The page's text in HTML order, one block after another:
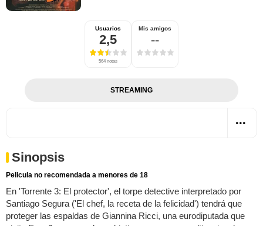
Usuarios
2,5
564 notas
Mis amigos
--
STREAMING
Sinopsis
Pelicula no recomendada a menores de 18
En 'Torrente 3: El protector', el torpe detective interpretado por
Santiago Segura ('El chef, la receta de la felicidad') tendrá que
proteger las espaldas de Giannina Ricci, una eurodiputada que